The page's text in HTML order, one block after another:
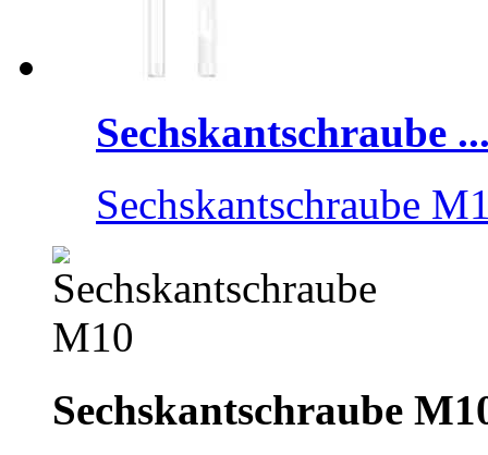
Sechskantschraube
Sechskantschraube
Sechskantschraube